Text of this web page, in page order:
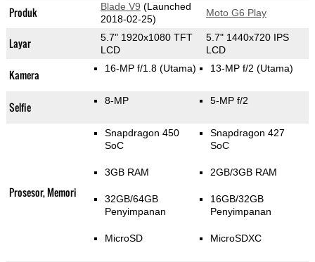
Produk Blade V9 (Launched
2018-02-25)
Moto G6 Play
Layar
5.7" 1920x1080 TFT
LCD
5.7" 1440x720 IPS
LCD
Kamera 16-MP f/1.8 (Utama) 13-MP f/2 (Utama)
Selfie 8-MP 5-MP f/2
Prosesor, Memori
Snapdragon 450
SoC
3GB RAM
32GB/64GB
Penyimpanan
MicroSD
Snapdragon 427
SoC
2GB/3GB RAM
16GB/32GB
Penyimpanan
MicroSDXC